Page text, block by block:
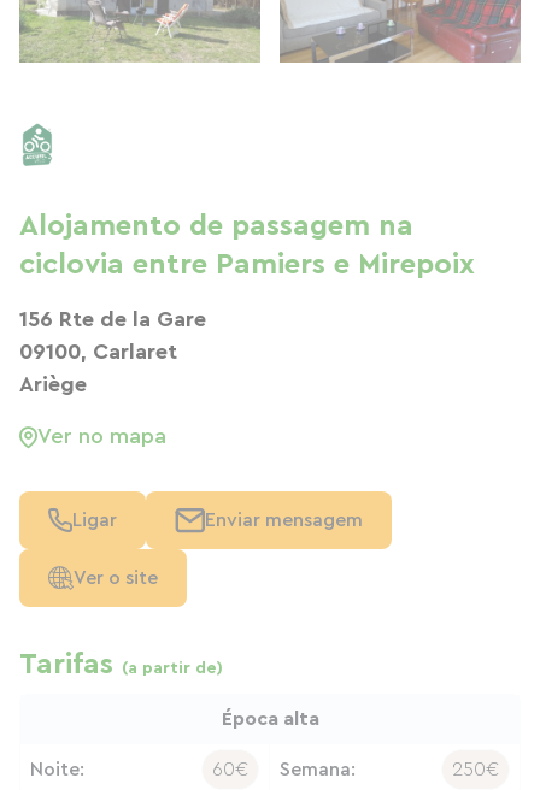
Alojamento de passagem na
ciclovia entre Pamiers e Mirepoix
156 Rte de la Gare
09100, Carlaret
Ariège
Ver no mapa
Ligar Enviar mensagem
Ver o site
Tarifas (a partir de)
Época alta
Noite: 60€ Semana: 250€